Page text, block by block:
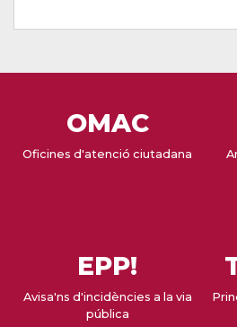
OMAC
Oficines d'atenció ciutadana
EPP!
Avisa'ns d'incidències a la via
pública